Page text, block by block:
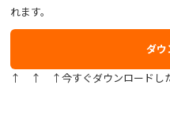
れます。
ダウ
↑ ↑ ↑今すぐダウンロードした